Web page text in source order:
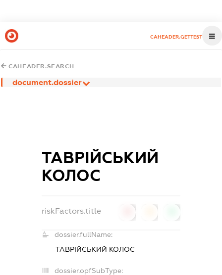
CAHEADER.GETTEST
CAHEADER.SEARCH
document.dossier
ТАВРІЙСЬКИЙ
КОЛОС
riskFactors.title
dossier.fullName:
ТАВРІЙСЬКИЙ КОЛОС
dossier.opfSubType: